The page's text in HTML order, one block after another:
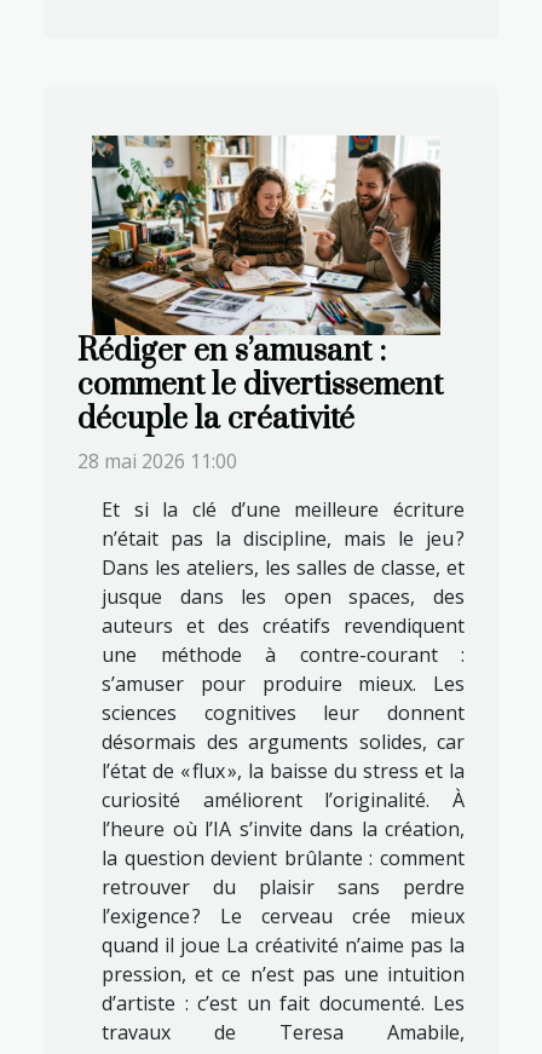
Rédiger en s’amusant :
comment le divertissement
décuple la créativité
28 mai 2026 11:00
Et si la clé d’une meilleure écriture
n’était pas la discipline, mais le jeu ?
Dans les ateliers, les salles de classe, et
jusque dans les open spaces, des
auteurs et des créatifs revendiquent
une méthode à contre-courant :
s’amuser pour produire mieux. Les
sciences cognitives leur donnent
désormais des arguments solides, car
l’état de « flux », la baisse du stress et la
curiosité améliorent l’originalité. À
l’heure où l’IA s’invite dans la création,
la question devient brûlante : comment
retrouver du plaisir sans perdre
l’exigence ? Le cerveau crée mieux
quand il joue La créativité n’aime pas la
pression, et ce n’est pas une intuition
d’artiste : c’est un fait documenté. Les
travaux de Teresa Amabile,